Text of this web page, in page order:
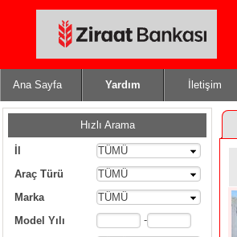
Ana Sayfa Yardım İletişim
Hızlı Arama
TÜMÜ
Araç Türü
TÜMÜ
Marka
TÜMÜ
Model Yılı
-